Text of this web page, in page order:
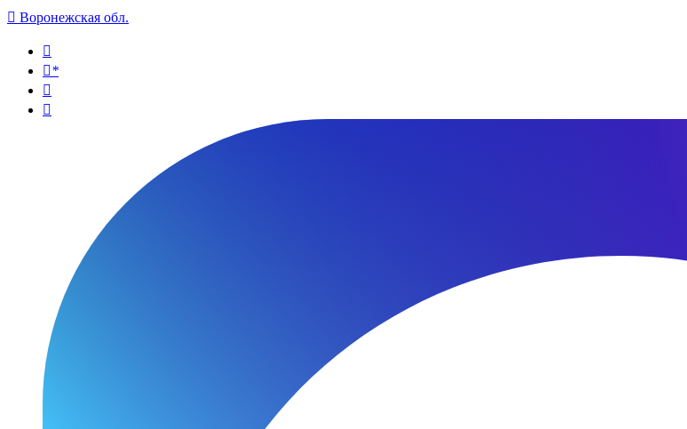
 Воронежская обл.

*

